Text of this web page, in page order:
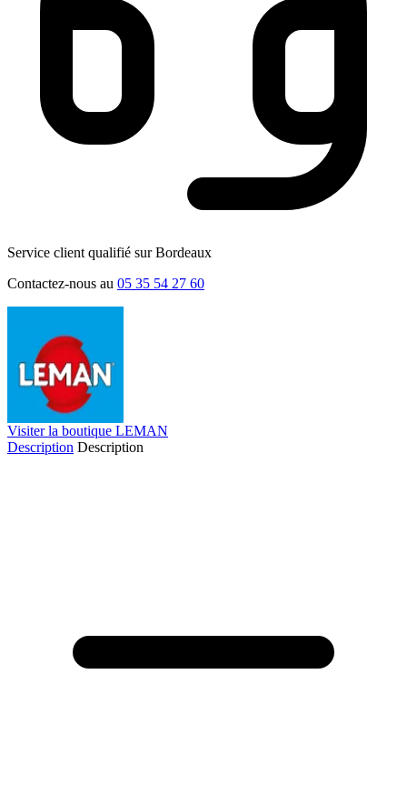
Service client qualifié sur Bordeaux
Contactez-nous au 05 35 54 27 60
Visiter la boutique LEMAN
Description Description